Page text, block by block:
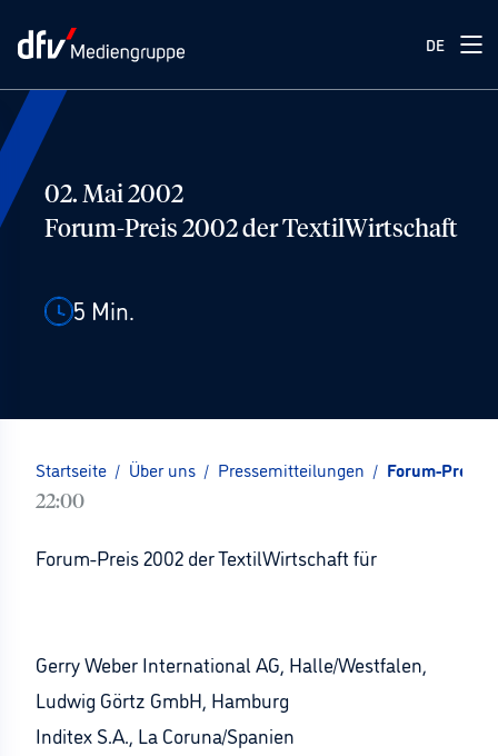
DE
02. Mai 2002
Forum-Preis 2002 der TextilWirtschaft
5 Min.
Startseite / Über uns / Pressemitteilungen / Forum-Preis
22:00
Forum-Preis 2002 der TextilWirtschaft für
Gerry Weber International AG, Halle/Westfalen,
Ludwig Görtz GmbH, Hamburg
Inditex S.A., La Coruna/Spanien